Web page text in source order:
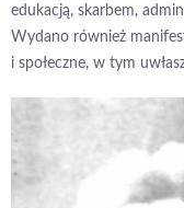
edukacją, skarbem,
Wydano również
i społeczne, w tym